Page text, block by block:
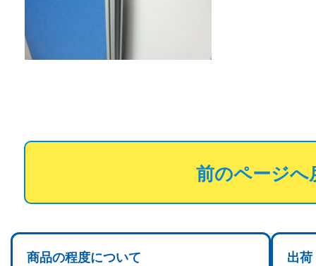
前のページへ
商品の程度について 出荷